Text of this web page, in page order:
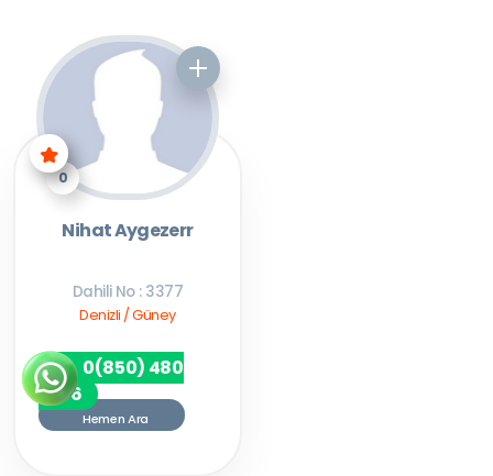
0
Nihat Aygezerr
Dahili No : 3377
Denizli / Güney
0(850) 480
7256
Hemen Ara